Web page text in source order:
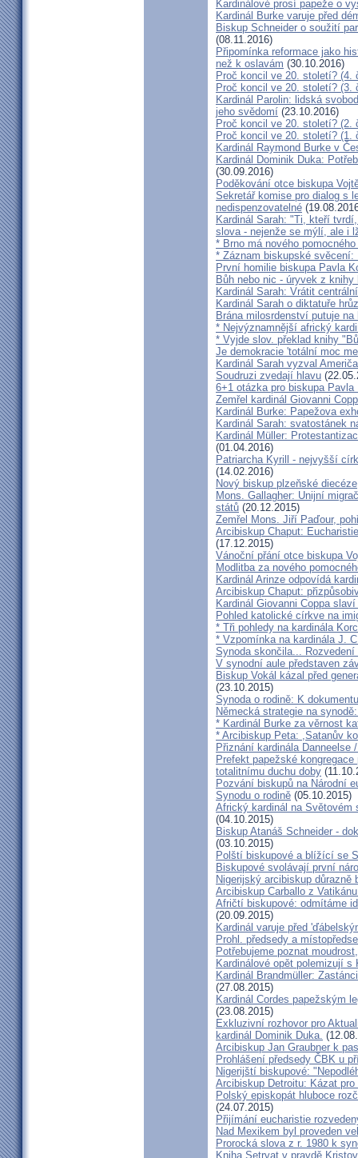
Kardinálové prosí papeže o
Kardinál Burke varuje před
Biskup Schneider o soužití
(08.11.2016)
Připomínka reformace jako
než k oslavám (30.10.2016)
Proč koncil ve 20. století? (4.
Proč koncil ve 20. století? (3.
Kardinál Parolin: lidská
jeho svědomí (23.10.2016)
Proč koncil ve 20. století? (2.
Proč koncil ve 20. století? (1.
Kardinál Raymond Burke v
Kardinál Dominik Duka:
(30.09.2016)
Poděkování otce biskupa
Sekretář komise pro dialog s
nedispenzovatelné
Kardinál Sarah: "Ti, kteří
slova - nejenže se mýlí, ale i
* Brno má nového
* Záznam biskupské svěcení:
První homilie biskupa Pavla
Bůh nebo nic - úryvek z knihy
Kardinál Sarah: Vrátit
Kardinál Sarah o diktatuře
Brána milosrdenství putuje
* Nejvýznamnější africký
* Vyjde slov. překlad knihy
Je demokracie 'totální moc
Kardinál Sarah vyzval
Soudruzi zvedají hlavu
6+1 otázka pro biskupa Pavla
Zemřel kardinál Giovanni
Kardinál Burke: Papežova
Kardinál Sarah: svatostánek
Kardinál Müller:
(01.04.2016)
Patriarcha Kyrill - nejvyšší
(14.02.2016)
Nový biskup plzeňské diecéze
Mons. Gallagher: Unijní
států (20.12.2015)
Zemřel Mons. Jiří Paďour,
Arcibiskup Chaput:
(17.12.2015)
Vánoční přání otce biskupa
Modlitba za nového
Kardinál Arinze odpovídá
Arcibiskup Chaput:
Kardinál Giovanni Coppa
Pohled katolické církve na
* Tři pohledy na kardinála
* Vzpomínka na kardinála J.
Synoda skončila...
V synodní aule představen
Biskup Vokál kázal před
(23.10.2015)
Synoda o rodině: K
Německá strategie na
* Kardinál Burke za věrnost
* Arcibiskup Peta: ,Satanův
Přiznání kardinála Danneelse
Prefekt papežské
totalitnímu duchu doby
Pozvání biskupů na Národní
Synodu o rodině (05.10.2015)
Africký kardinál na Světovém
(04.10.2015)
Biskup Atanáš Schneider -
(03.10.2015)
Polští biskupové a blížící se
Biskupové svolávají první
Nigerijský arcibiskup důrazně
Arcibiskup Carballo z
Afričtí biskupové: odmítáme
(20.09.2015)
Kardinál varuje před
Prohl. předsedy a
Potřebujeme poznat
Kardinálové opět polemizují
Kardinál Brandmüller:
(27.08.2015)
Kardinál Cordes papežským
(23.08.2015)
Exkluzivní rozhovor pro
kardinál Dominik Duka.
Arcibiskup Jan Graubner k
Prohlášení předsedy ČBK u
Nigerijští biskupové:
Arcibiskup Detroitu: Kázat
Polský episkopát hluboce
(24.07.2015)
Přijímání eucharistie
Nad Mexikem byl proveden
Prorocká slova z r. 1980 k
Kniha Setrvat v pravdě